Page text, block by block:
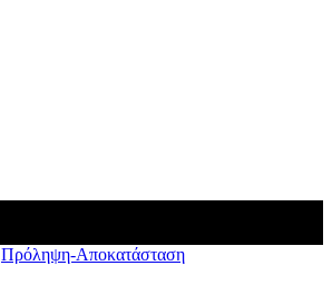
Πρόληψη-Αποκατάσταση